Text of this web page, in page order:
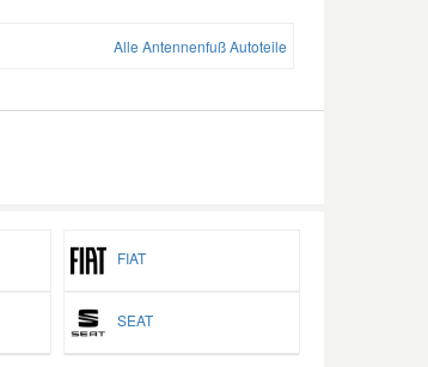
Alle Antennenfuß Autoteile
FIAT
SEAT